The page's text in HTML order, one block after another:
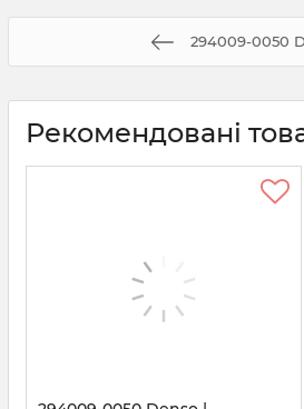
294009-0050
Рекомендовані